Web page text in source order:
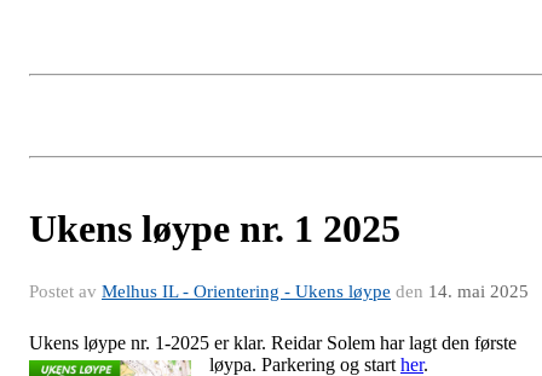
Ukens løype nr. 1 2025
Postet av Melhus IL - Orientering - Ukens løype den 14. mai 2025
Ukens løype nr. 1-2025 er klar. Reidar Solem har lagt den første
løypa. Parkering og start her.